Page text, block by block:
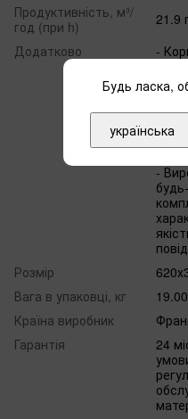
Продуктивність, м³/
год (при h)
21.9
Додатково
-
-
-
-
-
-
-
Розмір
Вага в упаковці, кг
19.00
Країна виробник
Гарантія
24
Будь ласка,
українська